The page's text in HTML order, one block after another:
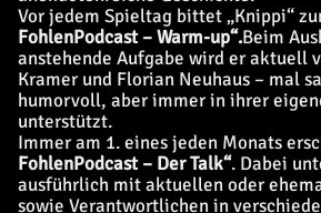
Vor jedem Spieltag bittet „Knippi“
FohlenPodcast – Warm-up“.Beim
anstehende Aufgabe wird er aktuell
Kramer und Florian Neuhaus – mal
humorvoll, aber immer in ihrer
unterstützt.
Immer am 1. eines jeden Monats
FohlenPodcast – Der Talk“. Dabei
ausführlich mit aktuellen oder
sowie Verantwortlichen in